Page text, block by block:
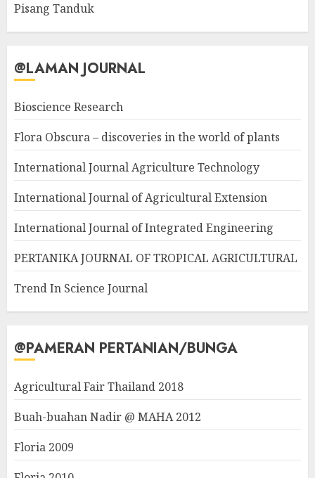
Pisang Tanduk
@LAMAN JOURNAL
Bioscience Research
Flora Obscura – discoveries in the world of plants
International Journal Agriculture Technology
International Journal of Agricultural Extension
International Journal of Integrated Engineering
PERTANIKA JOURNAL OF TROPICAL AGRICULTURAL
Trend In Science Journal
@PAMERAN PERTANIAN/BUNGA
Agricultural Fair Thailand 2018
Buah-buahan Nadir @ MAHA 2012
Floria 2009